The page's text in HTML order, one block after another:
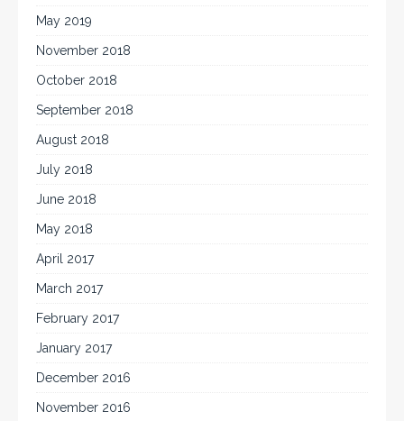
May 2019
November 2018
October 2018
September 2018
August 2018
July 2018
June 2018
May 2018
April 2017
March 2017
February 2017
January 2017
December 2016
November 2016